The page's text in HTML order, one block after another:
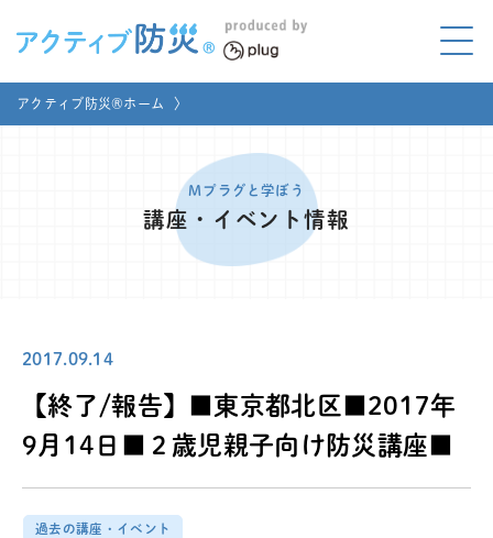
アクティブ防災とは?
家庭でやってみよう
メディア掲載
お問い合わせ 運営団体
アクティブ防災®ホーム 〉
Mプラグと学ぼう
講座・イベント情報
2017.09.14
【終了/報告】■東京都北区■2017年
9月14日■２歳児親子向け防災講座■
過去の講座・イベント